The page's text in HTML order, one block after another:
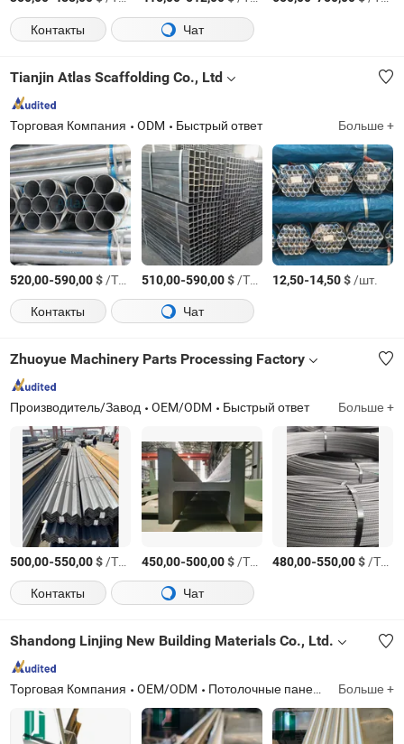
Контакты
Чат
Tianjin Atlas Scaffolding Co., Ltd
Торговая Компания ODM Быстрый ответ Больше +
520,00-590,00$/Тонн. 510,00-590,00$/Тонн. 12,50-14,50$/шт.
Контакты
Чат
Zhuoyue Machinery Parts Processing Factory
Производитель/Завод OEM/ODM Быстрый ответ Больше +
500,00-550,00$/Тонн. 450,00-500,00$/Тонн. 480,00-550,00$/Тонн.
Контакты
Чат
Shandong Linjing New Building Materials Co., Ltd.
Торговая Компания OEM/ODM Потолочные панели / Потолочные Т-решётки, ПВХ гипсовые потолочные плитки, потолочные панели, подвесные потолочные Т-рейки, оцинкованная металлическая рама, потолочная access панель, потолочные и гипсокартонные аксессуары, гипсокартонные саморезы Больше +